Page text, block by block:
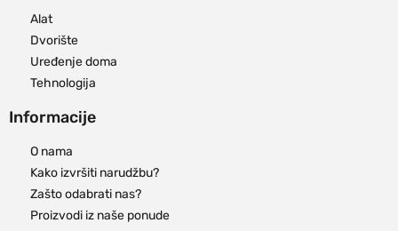
Alat
Dvorište
Uređenje doma
Tehnologija
Informacije
O nama
Kako izvršiti narudžbu?
Zašto odabrati nas?
Proizvodi iz naše ponude